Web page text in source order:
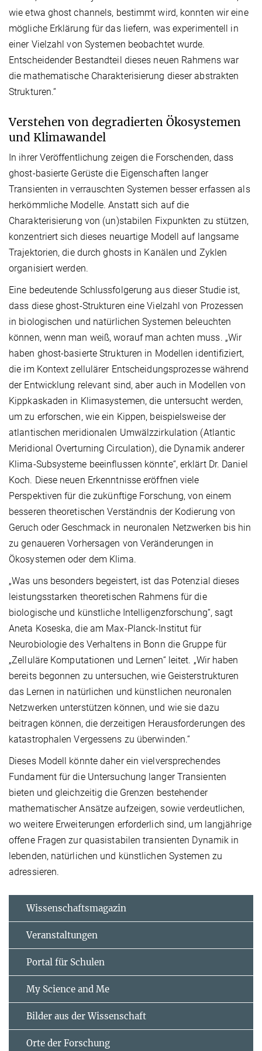
wie etwa ghost channels, bestimmt wird, konnten wir eine
mögliche Erklärung für das liefern, was experimentell in
einer Vielzahl von Systemen beobachtet wurde.
Entscheidender Bestandteil dieses neuen Rahmens war
die mathematische Charakterisierung dieser abstrakten
Strukturen.“
Verstehen von degradierten Ökosystemen
und Klimawandel
In ihrer Veröffentlichung zeigen die Forschenden, dass
ghost-basierte Gerüste die Eigenschaften langer
Transienten in verrauschten Systemen besser erfassen als
herkömmliche Modelle. Anstatt sich auf die
Charakterisierung von (un)stabilen Fixpunkten zu stützen,
konzentriert sich dieses neuartige Modell auf langsame
Trajektorien, die durch ghosts in Kanälen und Zyklen
organisiert werden.
Eine bedeutende Schlussfolgerung aus dieser Studie ist,
dass diese ghost-Strukturen eine Vielzahl von Prozessen
in biologischen und natürlichen Systemen beleuchten
können, wenn man weiß, worauf man achten muss. „Wir
haben ghost-basierte Strukturen in Modellen identifiziert,
die im Kontext zellulärer Entscheidungsprozesse während
der Entwicklung relevant sind, aber auch in Modellen von
Kippkaskaden in Klimasystemen, die untersucht werden,
um zu erforschen, wie ein Kippen, beispielsweise der
atlantischen meridionalen Umwälzzirkulation (Atlantic
Meridional Overturning Circulation), die Dynamik anderer
Klima-Subsysteme beeinflussen könnte“, erklärt Dr. Daniel
Koch. Diese neuen Erkenntnisse eröffnen viele
Perspektiven für die zukünftige Forschung, von einem
besseren theoretischen Verständnis der Kodierung von
Geruch oder Geschmack in neuronalen Netzwerken bis hin
zu genaueren Vorhersagen von Veränderungen in
Ökosystemen oder dem Klima.
„Was uns besonders begeistert, ist das Potenzial dieses
leistungsstarken theoretischen Rahmens für die
biologische und künstliche Intelligenzforschung“, sagt
Aneta Koseska, die am Max-Planck-Institut für
Neurobiologie des Verhaltens in Bonn die Gruppe für
„Zelluläre Komputationen und Lernen“ leitet. „Wir haben
bereits begonnen zu untersuchen, wie Geisterstrukturen
das Lernen in natürlichen und künstlichen neuronalen
Netzwerken unterstützen können, und wie sie dazu
beitragen können, die derzeitigen Herausforderungen des
katastrophalen Vergessens zu überwinden.“
Dieses Modell könnte daher ein vielversprechendes
Fundament für die Untersuchung langer Transienten
bieten und gleichzeitig die Grenzen bestehender
mathematischer Ansätze aufzeigen, sowie verdeutlichen,
wo weitere Erweiterungen erforderlich sind, um langjährige
offene Fragen zur quasistabilen transienten Dynamik in
lebenden, natürlichen und künstlichen Systemen zu
adressieren.
Wissenschaftsmagazin
Veranstaltungen
Portal für Schulen
My Science and Me
Bilder aus der Wissenschaft
Orte der Forschung